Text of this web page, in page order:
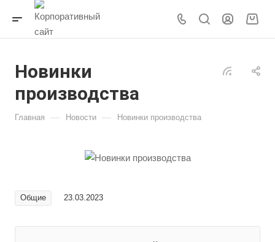
Новинки
производства
Главная — Новости — Новинки производства
Общие 23.03.2023